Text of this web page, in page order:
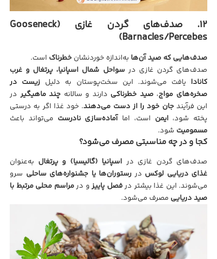
12. صدف‌های گردن غازی (Gooseneck
Barnacles/Percebes)
صدف‌هایی که صید آن‌ها به‌اندازه خوردنشان خطرناک است.
صدف‌های گردن غازی درسواحل شمال اسپانیا، پرتغال و غرب
کانادا یافت می‌شوند. این سخت‌پوستان به دلیل زیست در
صخره‌های مواج،صید خطرناکی دارند و سالانه چند ماهیگیر در
این فرآیندجان خود را از دست می‌دهند. خود غذا اگر به درستی
پخته شود،ایمن است، اماآماده‌سازی نادرست می‌تواند باعث
مسمومیت شود.
کجا و در چه مناسبتی مصرف می‌شود؟
صدف‌های گردن غازی در اسپانیا (گالیسیا) و پرتغال به‌عنوان
غذای دریایی لوکس در رستوران‌ها یا جشنواره‌های ساحلی سرو
می‌شوند. این غذا بیشتر درفصل پاییز و درمراسم محلی مرتبط با
صید دریایی مصرف می‌شود.